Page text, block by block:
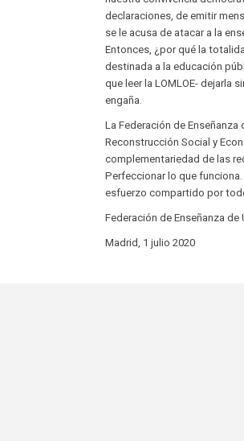
declaraciones, de emitir
se le acusa de atacar a la
Entonces, ¿por qué la
destinada a la educación
que leer la LOMLOE- dejarla
engaña.
La Federación de
Reconstrucción Social y
complementariedad de las
Perfeccionar lo que
esfuerzo compartido por
Federación de Enseñanza de
Madrid, 1 julio 2020